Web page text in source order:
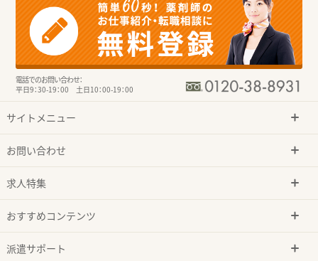
電話でのお問い合わせ：
平日9：30-19：00 土日10：00-19：00
サイトメニュー
お問い合わせ
求人特集
おすすめコンテンツ
派遣サポート